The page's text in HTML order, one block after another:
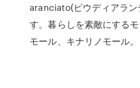
aranciato(ピウディアラン
す。暮らしを素敵にする
モール、キナリノモール。